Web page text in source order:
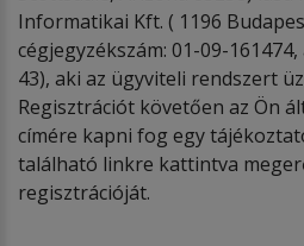
Informatikai Kft. ( 1196
cégjegyzékszám: 01-09-
43), aki az ügyviteli rendszert
Regisztrációt követően az Ön
címére kapni fog egy
található linkre kattintva
regisztrációját.